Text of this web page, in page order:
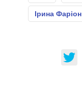
Ірина Фаріон